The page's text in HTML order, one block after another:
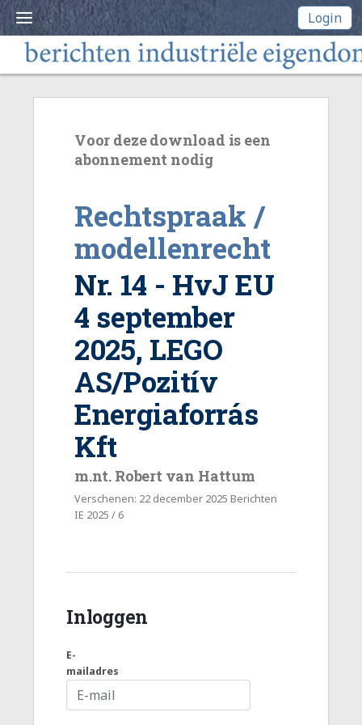
Login
Voor deze download is een
abonnement nodig
Rechtspraak /
modellenrecht
Nr. 14 - HvJ EU
4 september
2025, LEGO
AS/Pozitív
Energiaforrás
Kft
m.nt. Robert van Hattum
Verschenen: 22 december 2025 Berichten
IE 2025 / 6
Inloggen
E-
mailadres